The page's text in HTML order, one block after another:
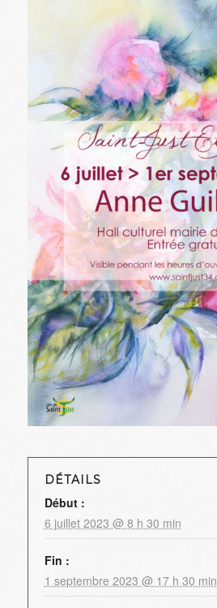
DÉTAILS
Début :
6 juillet 2023 @ 8 h 30 min
Fin :
1 septembre 2023 @ 17 h 30 min